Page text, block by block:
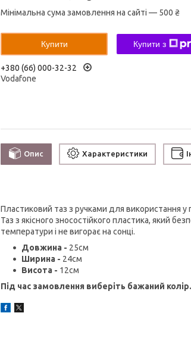
Мінімальна сума замовлення на сайті — 500 ₴
Купити Купити з
+380 (66) 000-32-32
Vodafone
Опис Характеристики
Пластиковий таз з ручками для використання у
Таз з якісного зносостійкого пластика, який
температури і не вигорає на сонці.
Довжина - 25см
Ширина - 24см
Висота - 12см
Під час замовлення виберіть бажаний колір.